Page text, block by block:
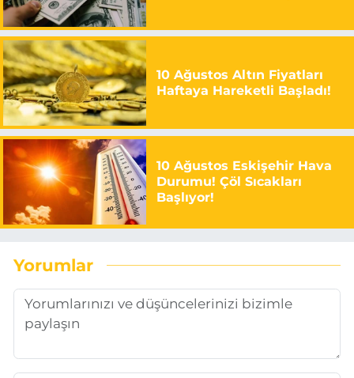
10 Ağustos Altın Fiyatları
Haftaya Hareketli Başladı!
10 Ağustos Eskişehir Hava
Durumu! Çöl Sıcakları
Başlıyor!
Yorumlar